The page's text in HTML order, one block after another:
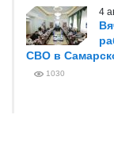
4
СВО в
1030